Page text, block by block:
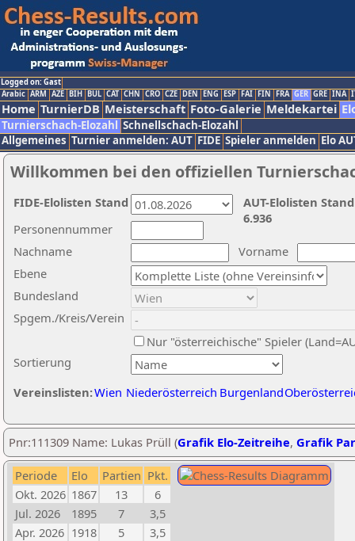
Logged on: Gast
Arabic ARM AZE BIH BUL CAT CHN CRO CZE DEN ENG ESP FAI FIN FRA GER GRE INA
Home TurnierDB Meisterschaft Foto-Galerie Meldekartei
Turnierschach-Elozahl Schnellschach-Elozahl
Allgemeines Turnier anmelden: AUT FIDE Spieler anmelden Elo
Willkommen bei den offiziellen
Nachname
Vorname
Ebene
Sortierung
Personennummer
Bundesland
Spgem./Kreis/Verein
Nur "österreichische" Spieler
Vereinslisten:Wien Niederösterreich Burgenland
AUT-Elolisten
6.936
FIDE-Elolisten Stand
Pnr:111309 Name: Lukas Prüll (Grafik Elo-Zeitreihe, Grafik
Periode Elo Partien Pkt.
Okt. 2026 1867 13
6
Jul. 2026
1895 7
3,5
Apr. 2026 1918 5
3,5